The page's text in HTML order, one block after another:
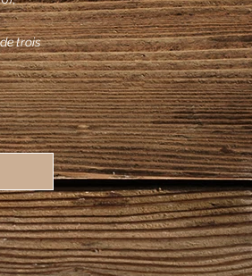
trois